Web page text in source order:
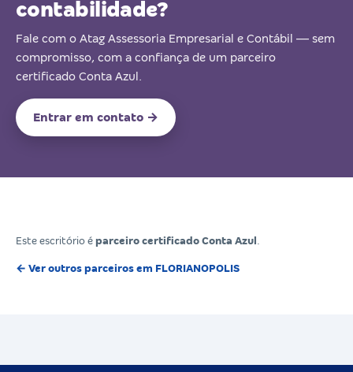
contabilidade?
Fale com o Atag Assessoria Empresarial e Contábil — sem
compromisso, com a confiança de um parceiro
certificado Conta Azul.
Entrar em contato →
Este escritório é parceiro certificado Conta Azul
← Ver outros parceiros em FLORIANOPOLIS